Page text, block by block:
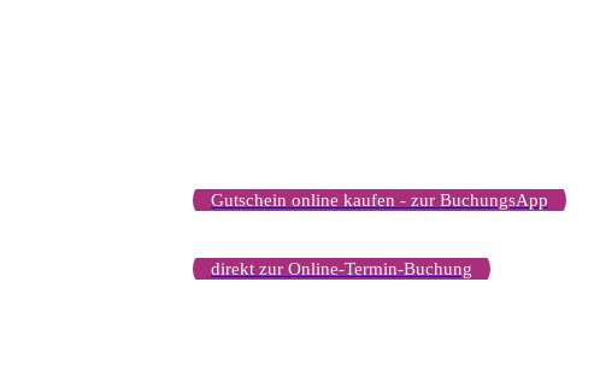
Gutschein online kaufen - zur BuchungsApp
direkt zur Online-Termin-Buchung